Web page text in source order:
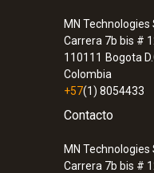
MN Technologies
Carrera 7b bis #
110111 Bogota
Colombia
+57(1) 8054433
Contacto
MN Technologies
Carrera 7b bis #